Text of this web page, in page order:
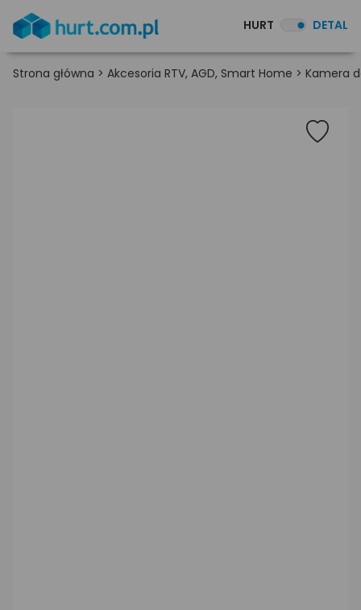
HURT DETAL
Strona główna > Akcesoria RTV, AGD, Smart Home > Kamera